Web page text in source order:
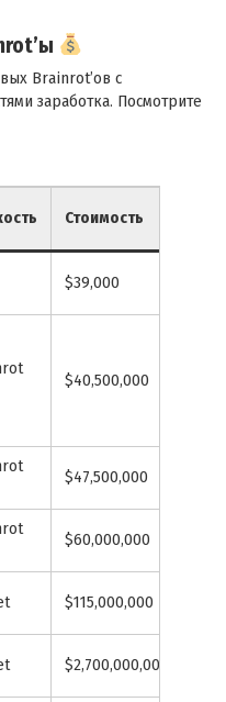
Brainrot’ов с
заработка. Посмотрите
Стоимость
$39,000
$40,500,000
$47,500,000
$60,000,000
$115,000,000
$2,700,000,000